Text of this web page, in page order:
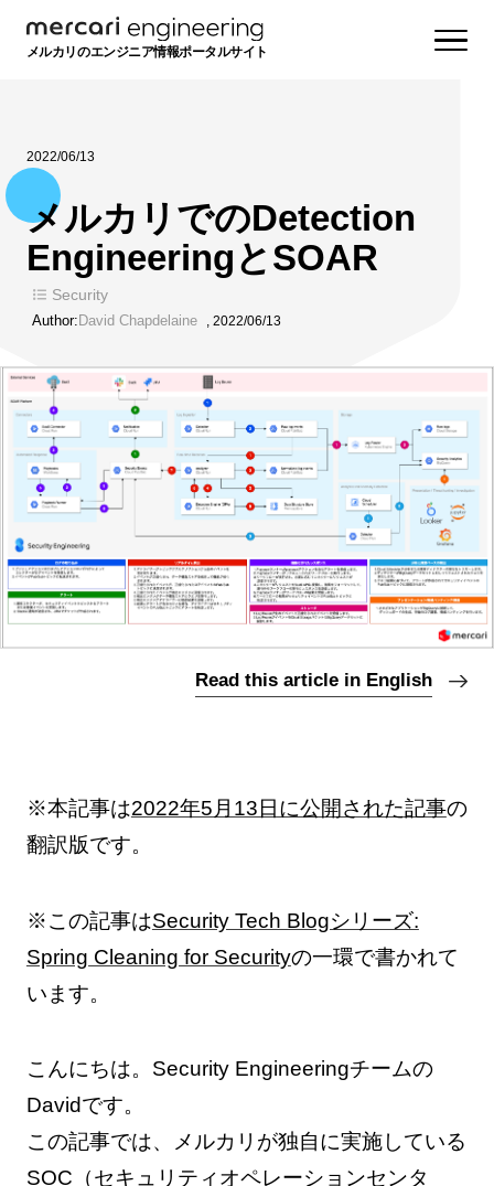
メルカリのエンジニア情報ポータルサイト
2022/06/13
メルカリでのDetection
EngineeringとSOAR
Security
Author: David Chapdelaine , 2022/06/13
Read this article in English
※本記事は2022年5月13日に公開された記事の
翻訳版です。
※この記事はSecurity Tech Blogシリーズ:
Spring Cleaning for Securityの一環で書かれて
います。
こんにちは。Security Engineeringチームの
Davidです。
この記事では、メルカリが独自に実施している
SOC（セキュリティオペレーションセンタ